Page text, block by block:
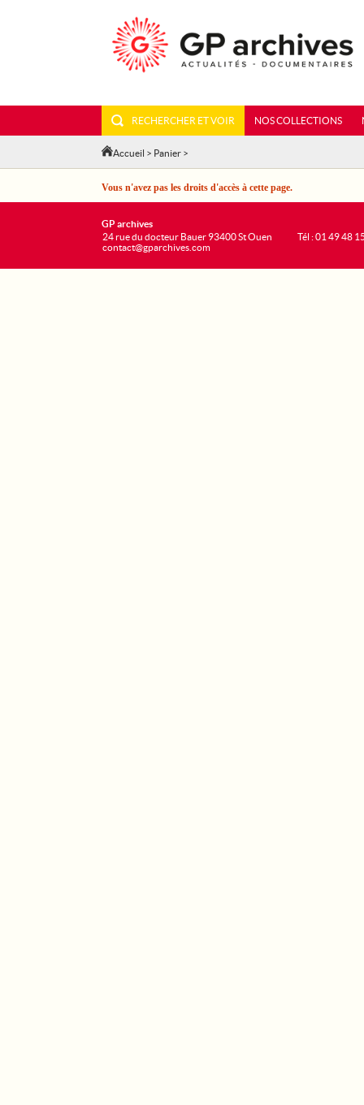
RECHERCHER ET VOIR NOS COLLECTIONS
Accueil > Panier >
Vous n'avez pas les droits d'accès à cette page.
GP archives
24 rue du docteur Bauer 93400 St Ouen
contact@gparchives.com
Tél : 01 49 48